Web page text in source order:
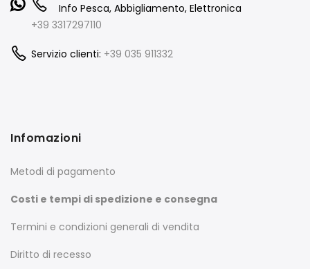
Info Pesca, Abbigliamento, Elettronica
+39 3317297110
Servizio clienti: +39 035 911332
Infomazioni
Metodi di pagamento
Costi e tempi di spedizione e consegna
Termini e condizioni generali di vendita
Diritto di recesso